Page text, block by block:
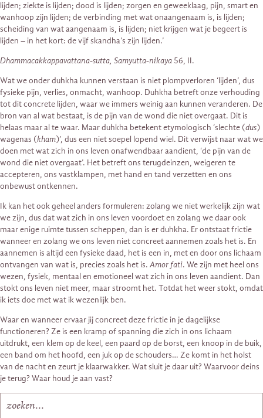
lijden; ziekte is lijden; dood is lijden; zorgen en geweeklaag, pijn, smart en
wanhoop zijn lijden; de verbinding met wat onaangenaam is, is lijden;
scheiding van wat aangenaam is, is lijden; niet krijgen wat je begeert is
lijden – in het kort: de vijf skandha’s zijn lijden.’
Dhammacakkappavattana-sutta, Samyutta-nikaya 56, II.
Wat we onder duhkha kunnen verstaan is niet plompverloren ‘lijden’, dus
fysieke pijn, verlies, onmacht, wanhoop. Duhkha betreft onze verhouding
tot dit concrete lijden, waar we immers weinig aan kunnen veranderen. De
bron van al wat bestaat, is de pijn van de wond die niet overgaat. Dit is
helaas maar al te waar. Maar duhkha betekent etymologisch ‘slechte (dus)
wagenas (kham)’, dus een niet soepel lopend wiel. Dit verwijst naar wat we
doen met wat zich in ons leven onafwendbaar aandient, ‘de pijn van de
wond die niet overgaat’. Het betreft ons terugdeinzen, weigeren te
accepteren, ons vastklampen, met hand en tand verzetten en ons
onbewust ontkennen.
Ik kan het ook geheel anders formuleren: zolang we niet werkelijk zijn wat
we zijn, dus dat wat zich in ons leven voordoet en zolang we daar ook
maar enige ruimte tussen scheppen, dan is er duhkha. Er ontstaat frictie
wanneer en zolang we ons leven niet concreet aannemen zoals het is. En
aannemen is altijd een fysieke daad, het is een in, met en door ons lichaam
ontvangen van wat is, precies zoals het is. Amor fati. We zijn met heel ons
wezen, fysiek, mentaal en emotioneel wat zich in ons leven aandient. Dan
stokt ons leven niet meer, maar stroomt het. Totdat het weer stokt, omdat
ik iets doe met wat ik wezenlijk ben.
Waar en wanneer ervaar jij concreet deze frictie in je dagelijkse
functioneren? Ze is een kramp of spanning die zich in ons lichaam
uitdrukt, een klem op de keel, een paard op de borst, een knoop in de buik,
een band om het hoofd, een juk op de schouders… Ze komt in het holst
van de nacht en zeurt je klaarwakker. Wat sluit je daar uit? Waarvoor deins
je terug? Waar houd je aan vast?